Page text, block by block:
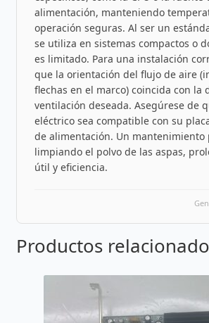
alimentación, manteniendo
operación seguras. Al ser un
se utiliza en sistemas compactos o
es limitado. Para una instalación
que la orientación del flujo de aire
flechas en el marco) coincida con la
ventilación deseada. Asegúrese de
eléctrico sea compatible con su
de alimentación. Un mantenimiento
limpiando el polvo de las aspas,
útil y eficiencia.
Productos